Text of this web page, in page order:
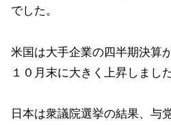
でした。
米国は大手企業の四半期決算
１０月末に大きく上昇しました
日本は衆議院選挙の結果、与